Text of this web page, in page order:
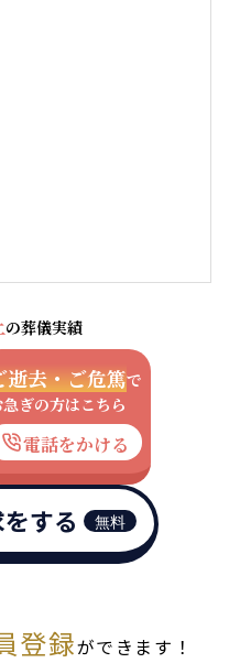
の葬儀実績
逝去・ご危篤で
急ぎの方はこちら
電話をかける
する 無料
登録ができます！